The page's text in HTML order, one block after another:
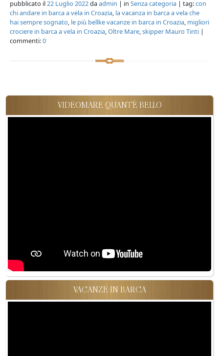
pubblicato il22 Luglio 2022daadmin | in Senza categoria | tag:con
chi andare in barca a vela in Croazia, la vacanza in barca a vela che
hai sempre sognato, le più bellke vacanze in barca in Croazia, migliori
crociere in barca a vela in Croazia,Oltre Mare,skipper Mauro Tinti |
commenti:0
VIDEOMARE QUANT'È BELLO
VACANZE IN BARCA